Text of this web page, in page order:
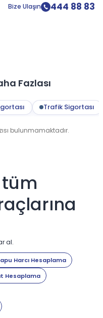
Bize Ulaşın 444 88 83
Fazlası
Trafik Sigortası
bulunmamaktadır.
al.
Harcı Hesaplama
Hesaplama